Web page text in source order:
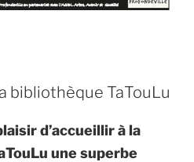
bibliothèque TaTouLu
d’accueillir à la
une superbe